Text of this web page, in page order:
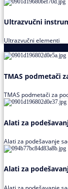
Ultrazvučni
Ultrazvučni elementi
TMAS podmetači
TMAS podmetači za
Alati za
Alati za podešavanje
Alati za